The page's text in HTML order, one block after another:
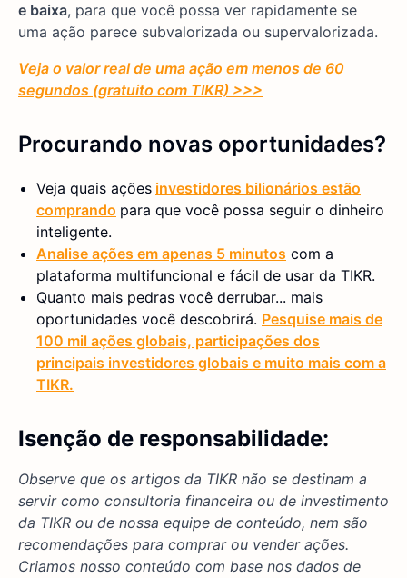
e baixa, para que você possa ver rapidamente se
uma ação parece subvalorizada ou supervalorizada.
Veja o valor real de uma ação em menos de 60
segundos (gratuito com TIKR) >>>
Procurando novas oportunidades?
Veja quais ações investidores bilionários estão
comprando para que você possa seguir o dinheiro
inteligente.
Analise ações em apenas 5 minutos com a
plataforma multifuncional e fácil de usar da TIKR.
Quanto mais pedras você derrubar... mais
oportunidades você descobrirá. Pesquise mais de
100 mil ações globais, participações dos
principais investidores globais e muito mais com a
TIKR.
Isenção de responsabilidade:
Observe que os artigos da TIKR não se destinam a
servir como consultoria financeira ou de investimento
da TIKR ou de nossa equipe de conteúdo, nem são
recomendações para comprar ou vender ações.
Criamos nosso conteúdo com base nos dados de